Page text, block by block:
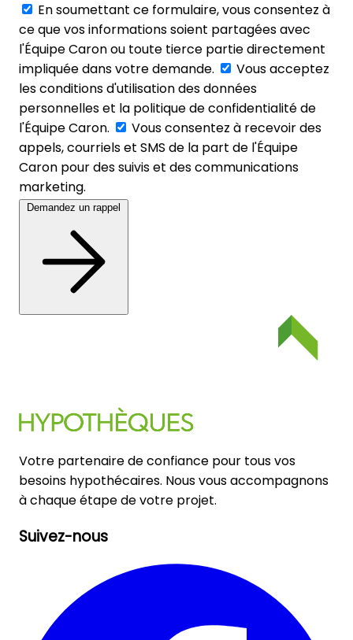
En soumettant ce formulaire, vous consentez à
ce que vos informations soient partagées avec
l'Équipe Caron ou toute tierce partie directement
impliquée dans votre demande.
Vous acceptez
les conditions d'utilisation des données
personnelles et la politique de confidentialité de
l'Équipe Caron.
Vous consentez à recevoir des
appels, courriels et SMS de la part de l'Équipe
Caron pour des suivis et des communications
marketing.
Demandez un rappel
Votre partenaire de confiance pour tous vos
besoins hypothécaires. Nous vous accompagnons
à chaque étape de votre projet.
Suivez-nous